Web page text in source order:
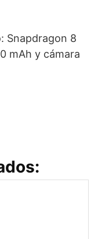
Snapdragon 8
mAh y cámara